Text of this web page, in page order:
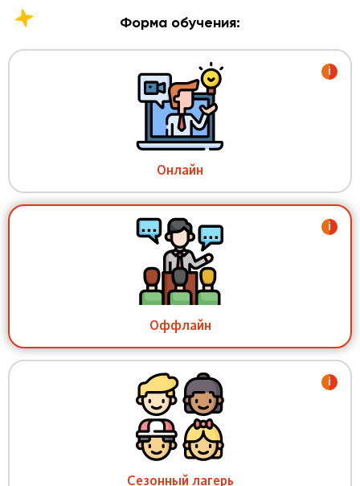
Форма обучения:
Онлайн
i
Оффлайн
i
Сезонный лагерь
i